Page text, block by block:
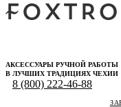
АКСЕССУАРЫ РУЧНОЙ РАБОТЫ
В ЛУЧШИХ ТРАДИЦИЯХ ЧЕХИИ
8 (800) 222-46-88